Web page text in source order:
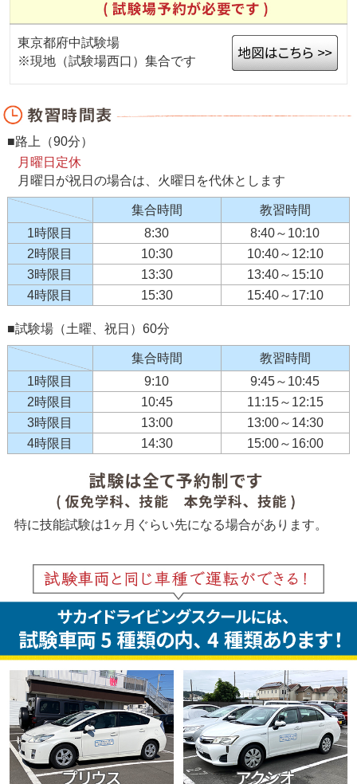
東京都府中試験場
※現地（試験場西口）集合です
■路上（90分）
月曜日定休
月曜日が祝日の場合は、火曜日を代休とします
集合時間
教習時間
1時限目
8:30
8:40～10:10
2時限目
10:30
10:40～12:10
3時限目
13:30
13:40～15:10
4時限目
15:30 15:40～17:10
■試験場（土曜、祝日）60分
集合時間
教習時間
1時限目
9:10
9:45～10:45
2時限目
10:45
11:15～12:15
3時限目
13:00
13:00～14:30
4時限目
14:30 15:00～16:00
特に技能試験は1ヶ月ぐらい先になる場合があります。